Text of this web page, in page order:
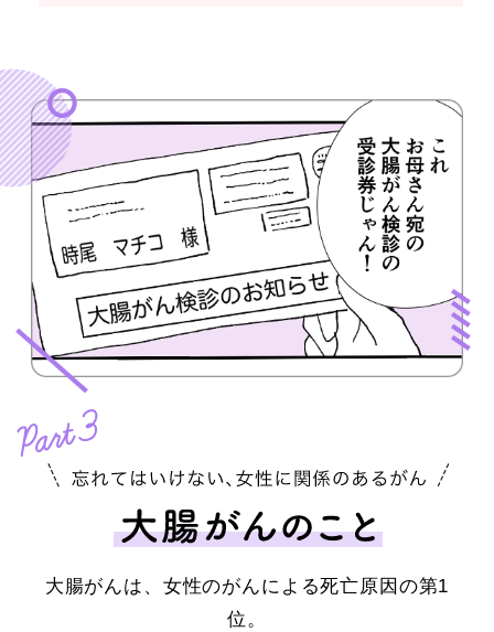
大腸がんは、女性のがんによる死亡原因の第1
位。